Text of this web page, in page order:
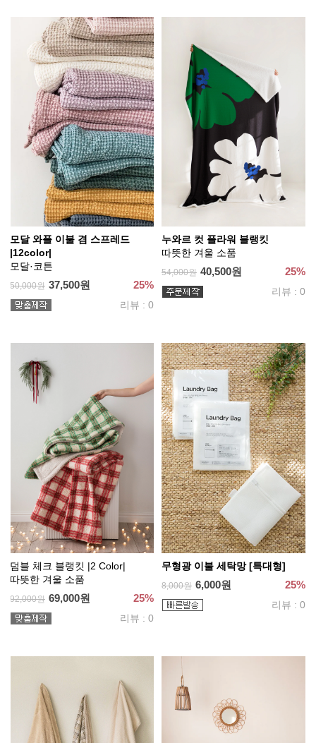
모달 와플 이불 겸 스프레드
|12color|
모달·코튼
50,000원 37,500원 25%
리뷰 : 0
누와르 컷 플라워 블랭킷
따뜻한 겨울 소품
54,000원 40,500원 25%
리뷰 : 0
덤블 체크 블랭킷 |2 Color|
따뜻한 겨울 소품
92,000원 69,000원 25%
리뷰 : 0
무형광 이불 세탁망 [특대형]
8,000원 6,000원 25%
리뷰 : 0